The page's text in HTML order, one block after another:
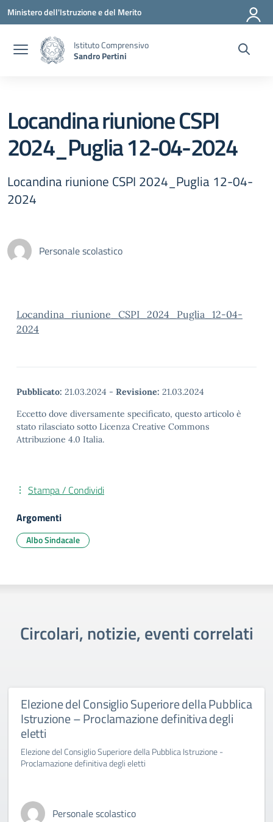
Vai ai contenuti
Vai al menu di navigazione
Vai al footer
Ministero dell'Istruzione e del Merito
Istituto Comprensivo
Sandro Pertini
Locandina riunione CSPI
2024_Puglia 12-04-2024
Locandina riunione CSPI 2024_Puglia 12-04-
2024
Personale scolastico
Locandina_riunione_CSPI_2024_Puglia_12-04-
2024
Pubblicato: 21.03.2024 - Revisione: 21.03.2024
Eccetto dove diversamente specificato, questo articolo è
stato rilasciato sotto Licenza Creative Commons
Attribuzione 4.0 Italia.
Stampa / Condividi
Argomenti
Albo Sindacale
Circolari, notizie, eventi correlati
Elezione del Consiglio Superiore della Pubblica
Istruzione – Proclamazione definitiva degli
eletti
Elezione del Consiglio Superiore della Pubblica Istruzione -
Proclamazione definitiva degli eletti
Personale scolastico